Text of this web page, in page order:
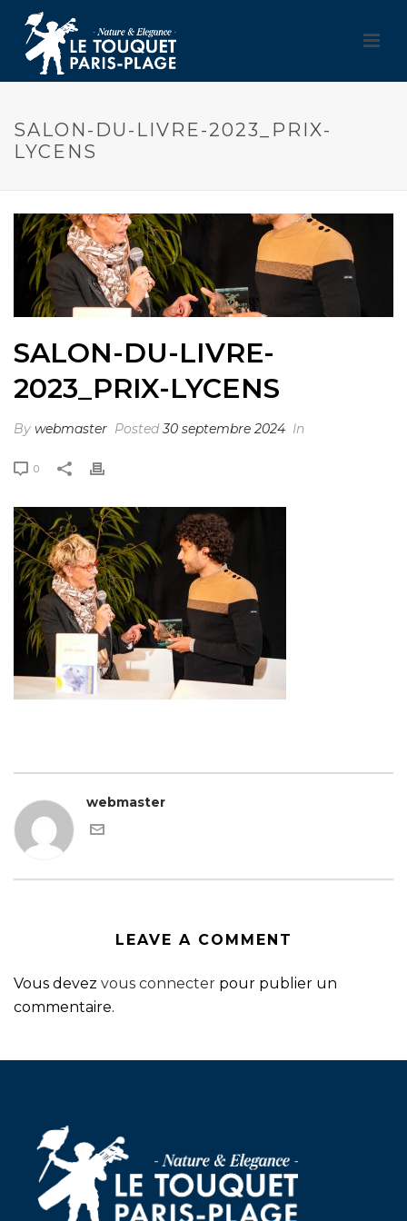
SALON-DU-LIVRE-2023_PRIX-
LYCENS
SALON-DU-LIVRE-
2023_PRIX-LYCENS
By webmaster Posted30 septembre 2024 In
0
webmaster
LEAVE A COMMENT
Vous devez vous connecter pour publier un
commentaire.